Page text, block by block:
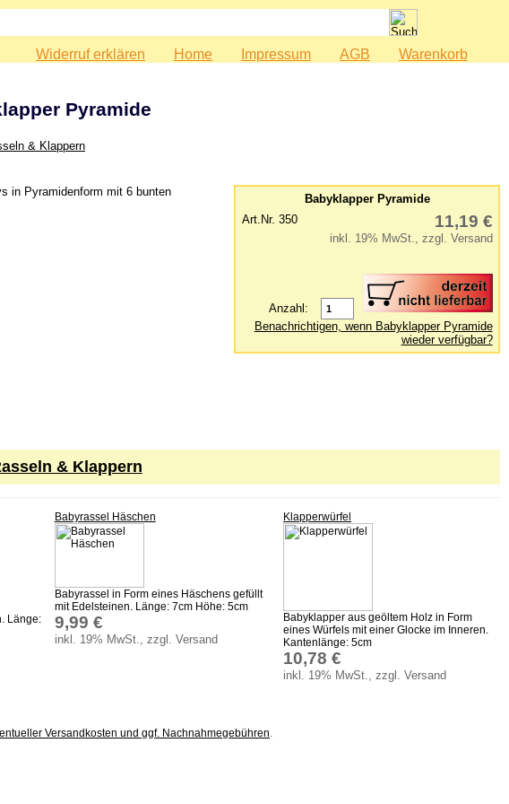
Widerruf erklären Home Impressum AGB Warenkorb
Pyramide
& Klappern
Babyklapper Pyramide
Art.Nr. 350
11,19 €
inkl. 19% MwSt., zzgl. Versand
Anzahl:
Benachrichtigen, wenn Babyklapper Pyramide
wieder verfügbar?
in Pyramidenform mit 6 bunten
& Klappern
Länge:
Babyrassel Häschen
Babyrassel in Form eines Häschens gefüllt
mit Edelsteinen. Länge: 7cm Höhe: 5cm
9,99 €
inkl. 19% MwSt., zzgl. Versand
Klapperwürfel
Babyklapper aus geöltem Holz in Form
eines Würfels mit einer Glocke im Inneren.
Kantenlänge: 5cm
10,78 €
inkl. 19% MwSt., zzgl. Versand
Versandkosten und ggf. Nachnahmegebühren